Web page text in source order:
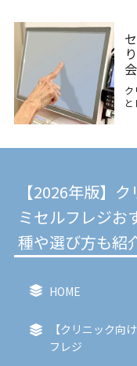
ク
と
【2026年版】
ミセルフレジお
種や選び方も紹
HOME
【クリニック向
フレジ